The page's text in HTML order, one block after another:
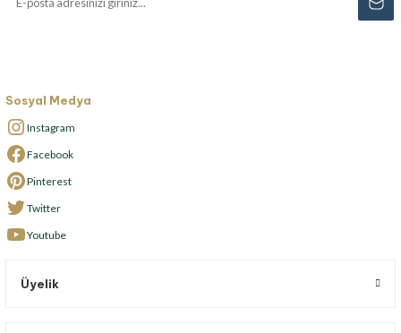
Sosyal Medya
Instagram
Facebook
Pinterest
Twitter
Youtube
Üyelik